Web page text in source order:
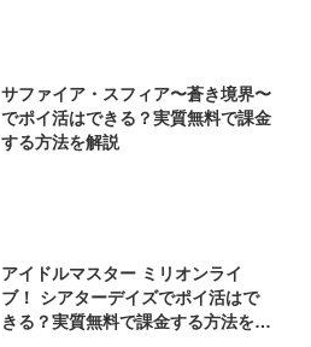
サファイア・スフィア〜蒼き境界〜
でポイ活はできる？実質無料で課金
する方法を解説
アイドルマスター ミリオンライ
ブ！ シアターデイズでポイ活はで
きる？実質無料で課金する方法を解